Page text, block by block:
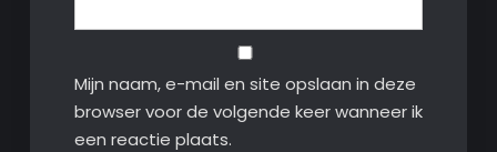
Mijn naam, e-mail en site opslaan in deze
browser voor de volgende keer wanneer ik
een reactie plaats.